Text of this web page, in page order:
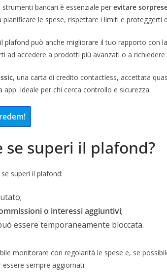
bancari è essenziale per evitare
pianificare le spese, rispettare i limiti e proteggerti
può anche migliorare il tuo rapporto con
ad accedere a prodotti più avanzati o a
, una carta di credito contactless, accettata
Ideale per chi cerca controllo e sicurezza.
se superi il plafond?
superi il plafond:
o interessi aggiuntivi;
essere temporaneamente bloccata.
monitorare con regolarità le spese e, se
sempre aggiornati.